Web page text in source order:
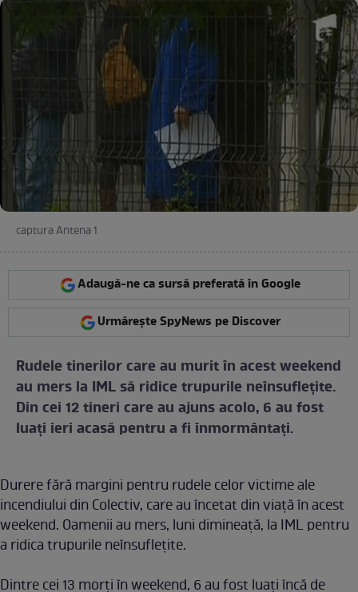
captura Antena 1
Adaugă-ne ca sursă preferată în Google
Urmărește SpyNews pe Discover
Rudele tinerilor care au murit în acest weekend
au mers la IML să ridice trupurile neînsufleţite.
Din cei 12 tineri care au ajuns acolo, 6 au fost
luaţi ieri acasă pentru a fi înmormântaţi.
Durere fără margini pentru rudele celor victime ale
incendiului din Colectiv, care au încetat din viaţă în acest
weekend. Oamenii au mers, luni dimineaţă, la IML pentru
a ridica trupurile neînsufleţite.
Dintre cei 13 morţi în weekend, 6 au fost luaţi încă de